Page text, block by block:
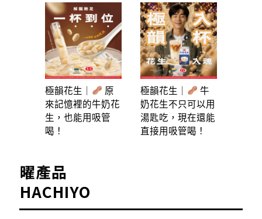
極韻花生｜
原
來記憶裡的牛奶花
生，也能用吸管
喝！
極韻花生｜
牛
奶花生不只可以用
湯匙吃，現在還能
直接用吸管喝！
曜產品
HACHIYO